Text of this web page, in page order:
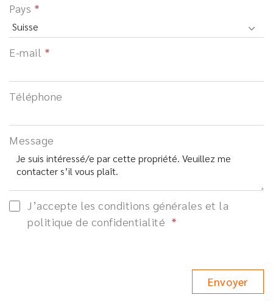
Pays
E-mail
Téléphone
Message
J’accepte les conditions générales et la
politique de confidentialité